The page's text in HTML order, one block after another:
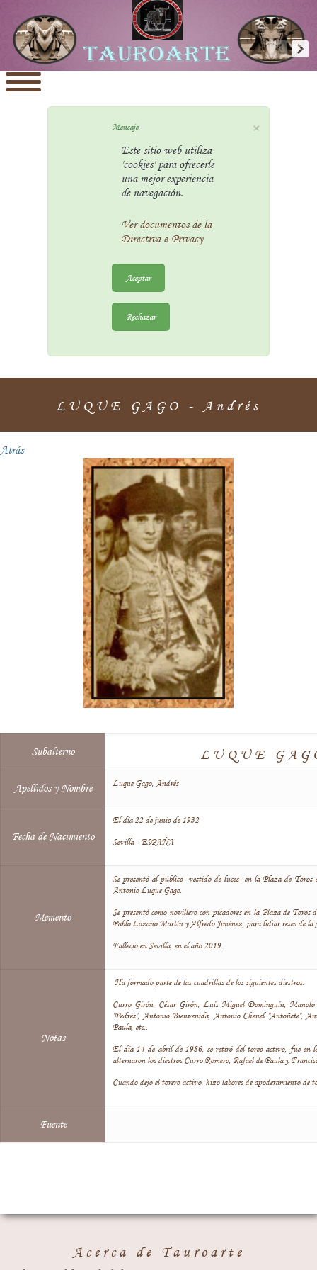
×
Mensaje
Este sitio web utiliza
'cookies' para ofrecerle
una mejor experiencia
de navegación.
Ver documentos de la
Directiva e-Privacy
Aceptar
Rechazar
LUQUE GAGO - Andrés
Atrás
Subalterno LUQUE
Apellidos y Nombre Luque Gago, Andrés
Fecha de Nacimiento
El día 22 de junio de 1932
Sevilla - ESPAÑA
Memento
Se presentó al público -vestido de luces- en la Plaza de
Antonio Luque Gago.
Se presentó como novillero con picadores en la Plaza de
Pablo Lozano Martín y Alfredo Jiménez, para lidiar reses de la
Falleció en Sevilla, en el año 2019.
Notas
Ha formado parte de las cuadrillas de los siguientes diestros:
Curro Girón, César Girón, Luís Miguel Dominguín,
"Pedrés", Antonio Bienvenida, Antonio Chenel "Antoñete",
Paula, etc,.
El día 14 de abril de 1986, se retiró del toreo activo, fue en
alternaron los diestros Curro Romero, Rafael de Paula y
Cuando dejo el torero activo, hizo labores de apoderamiento de
Fuente
Acerca de Tauroarte